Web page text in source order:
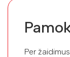
Per